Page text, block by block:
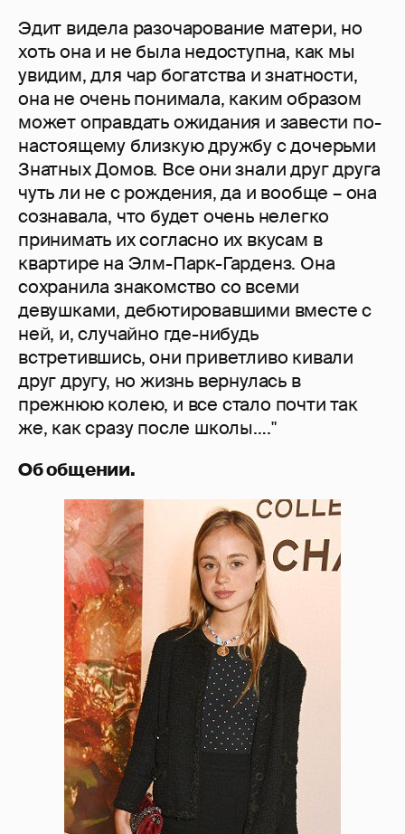
Эдит видела разочарование матери, но
хоть она и не была недоступна, как мы
увидим, для чар богатства и знатности,
она не очень понимала, каким образом
может оправдать ожидания и завести по-
настоящему близкую дружбу с дочерьми
Знатных Домов. Все они знали друг друга
чуть ли не с рождения, да и вообще – она
сознавала, что будет очень нелегко
принимать их согласно их вкусам в
квартире на Элм-Парк-Гарденз. Она
сохранила знакомство со всеми
девушками, дебютировавшими вместе с
ней, и, случайно где-нибудь
встретившись, они приветливо кивали
друг другу, но жизнь вернулась в
прежнюю колею, и все стало почти так
же, как сразу после школы…."
Об общении.